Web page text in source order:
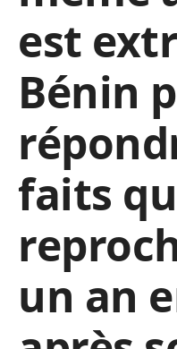
est
Bénin
faits
un an